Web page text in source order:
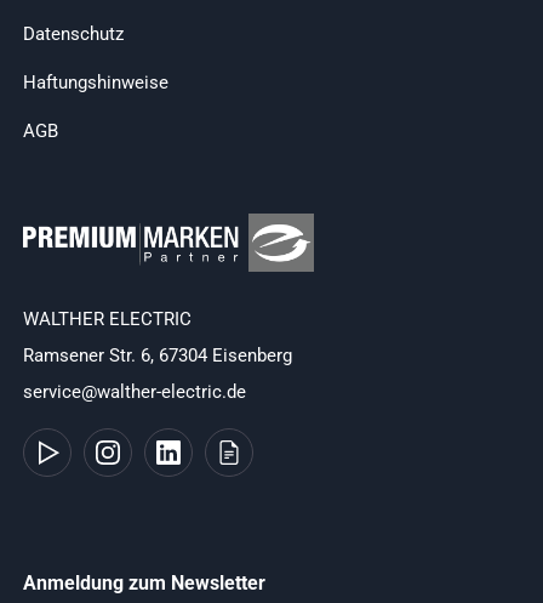
Datenschutz
Haftungshinweise
AGB
WALTHER ELECTRIC
Ramsener Str. 6, 67304 Eisenberg
service@walther-electric.de
Anmeldung zum Newsletter